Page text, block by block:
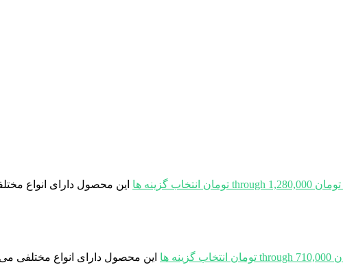
انتخاب گزینه ها این محصول دارای انواع
انتخاب گزینه ها این محصول دارای انواع مختلفی